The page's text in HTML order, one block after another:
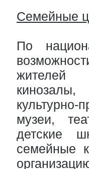
Семейные
По
жителей
музеи,
детские
семейные